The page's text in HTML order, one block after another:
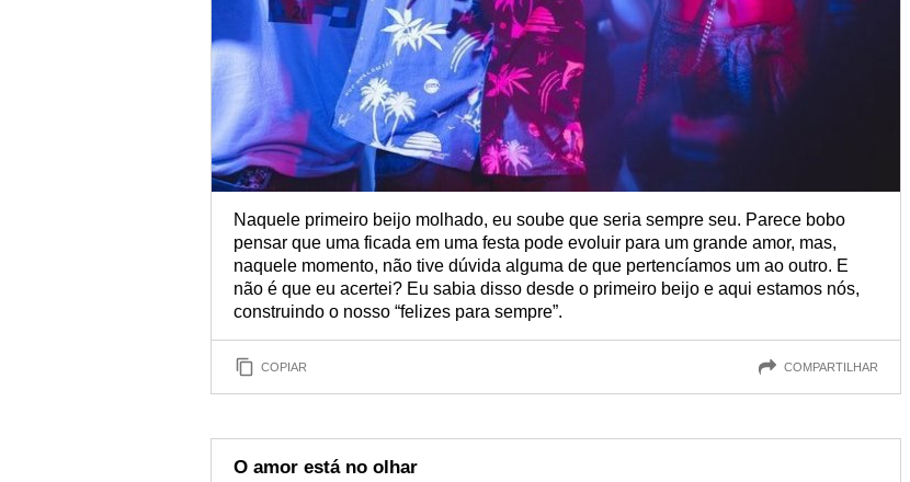
Naquele primeiro beijo molhado, eu soube que seria sempre seu. Parece bobo
pensar que uma ficada em uma festa pode evoluir para um grande amor, mas,
naquele momento, não tive dúvida alguma de que pertencíamos um ao outro. E
não é que eu acertei? Eu sabia disso desde o primeiro beijo e aqui estamos nós,
construindo o nosso “felizes para sempre”.
COPIAR COMPARTILHAR
O amor está no olhar